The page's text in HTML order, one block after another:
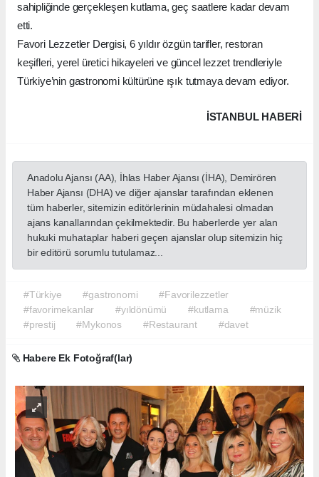
sahipliğinde gerçekleşen kutlama, geç saatlere kadar devam
etti.
Favori Lezzetler Dergisi, 6 yıldır özgün tarifler, restoran
keşifleri, yerel üretici hikayeleri ve güncel lezzet trendleriyle
Türkiye’nin gastronomi kültürüne ışık tutmaya devam ediyor.
İSTANBUL HABERİ
Anadolu Ajansı (AA), İhlas Haber Ajansı (İHA), Demirören
Haber Ajansı (DHA) ve diğer ajanslar tarafından eklenen
tüm haberler, sitemizin editörlerinin müdahalesi olmadan
ajans kanallarından çekilmektedir. Bu haberlerde yer alan
hukuki muhataplar haberi geçen ajanslar olup sitemizin hiç
bir editörü sorumlu tutulamaz...
#Türkiye #gastronomi
#Favorilezzetler
#favorimekanlar
#yıldönümü #kutlama
#müzik
#prestij
#Mykonos #Restaurant #davet
Habere Ek Fotoğraf(lar)